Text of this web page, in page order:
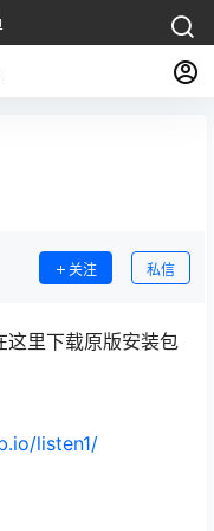
关注 私信
里下载原版安装包
listen1/